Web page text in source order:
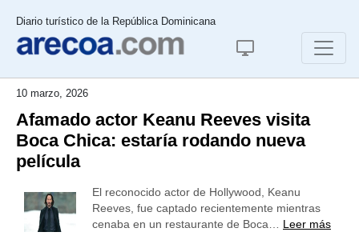
Diario turístico de la República Dominicana
10 marzo, 2026
Afamado actor Keanu Reeves visita
Boca Chica: estaría rodando nueva
película
El reconocido actor de Hollywood, Keanu
Reeves, fue captado recientemente mientras
cenaba en un restaurante de Boca… Leer más